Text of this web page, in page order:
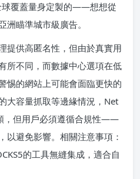
球覆蓋量身定製的——想想從
瞄準城市級廣告。
提供高匿名性，但由於真實用
所不同，而數據中心選項在低
惕的網站上可能會面臨更快的
大容量抓取等邊緣情況，Net
，但用戶必須遵循合規性——
以避免影響。相關注意事項：
的工具無縫集成，適合自